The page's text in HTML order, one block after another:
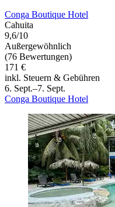
Conga Boutique Hotel
Cahuita
9,6/10
Außergewöhnlich
(76 Bewertungen)
171 €
inkl. Steuern & Gebühren
6. Sept.–7. Sept.
Conga Boutique Hotel